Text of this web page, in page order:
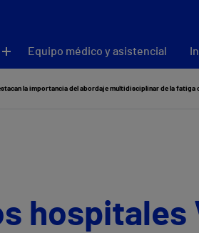
Equipo médico y asistencial
la importancia del abordaje multidisciplinar de la fatiga